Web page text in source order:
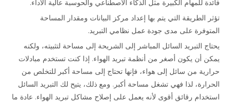
فائدة للمهام الكبيرة مثل الذكاء الاصطناعي والحوسبة عالية الأداء.
تؤثر الطريقة التي يتم بها إعداد مركز البيانات ومقدار المساحة
المتوفرة على مدى جودة عمل نظامي التبريد.
يحتاج التبريد السائل المباشر إلى الشريحة إلى مساحة لتثبيته، ولكنه
يمكن أن يكون أصغر من أنظمة تبريد الهواء. إذا كنت تستخدم مبادلات
حرارية من سائل إلى هواء، فإنها تحتاج إلى مساحة أكبر للتخلص من
الحرارة، لذا فهي تشغل مساحة أكبر. ومع ذلك، يتيح لك التبريد السائل
استخدام رقائق أقوى لأنه يعمل على إصلاح مشاكل تبريد الهواء. عادة ما